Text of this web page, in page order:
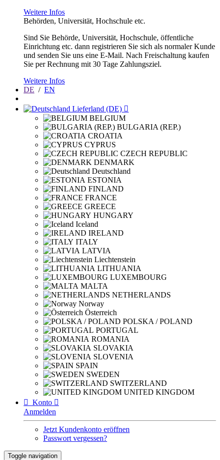
Weitere Infos
Behörden, Universität, Hochschule etc.
Sind Sie Behörde, Universität, Hochschule, öffentliche
Einrichtung etc. dann registrieren Sie sich als normaler Kunde
und senden Sie uns eine E-Mail. Nach Freischaltung kaufen
Sie per Rechnung mit 30 Tage Zahlungsziel.
Weitere Infos
DE / EN
Lieferland (DE) 
BELGIUM
BULGARIA (REP.)
CROATIA
CYPRUS
CZECH REPUBLIC
DENMARK
Deutschland
ESTONIA
FINLAND
FRANCE
GREECE
HUNGARY
Iceland
IRELAND
ITALY
LATVIA
Liechtenstein
LITHUANIA
LUXEMBOURG
MALTA
NETHERLANDS
Norway
Österreich
POLSKA / POLAND
PORTUGAL
ROMANIA
SLOVAKIA
SLOVENIA
SPAIN
SWEDEN
SWITZERLAND
UNITED KINGDOM
 Konto 
Anmelden
Jetzt Kundenkonto eröffnen
Passwort vergessen?
Toggle navigation